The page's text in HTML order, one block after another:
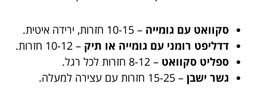
סקוואט עם גומייה – 10-15 חזרות, ירידה איטית.
דדליפט רומני עם גומייה או תיק – 10-12 חזרות.
ספליט סקוואט – 8-12 חזרות לכל רגל.
גשר ישבן – 15-25 חזרות עם עצירה למעלה.